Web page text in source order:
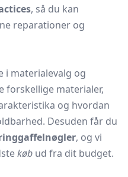
, så du kan
reparationer og
i materialevalg og
forskellige materialer,
og hvordan
Desuden får du
, og vi
køb ud fra dit budget.